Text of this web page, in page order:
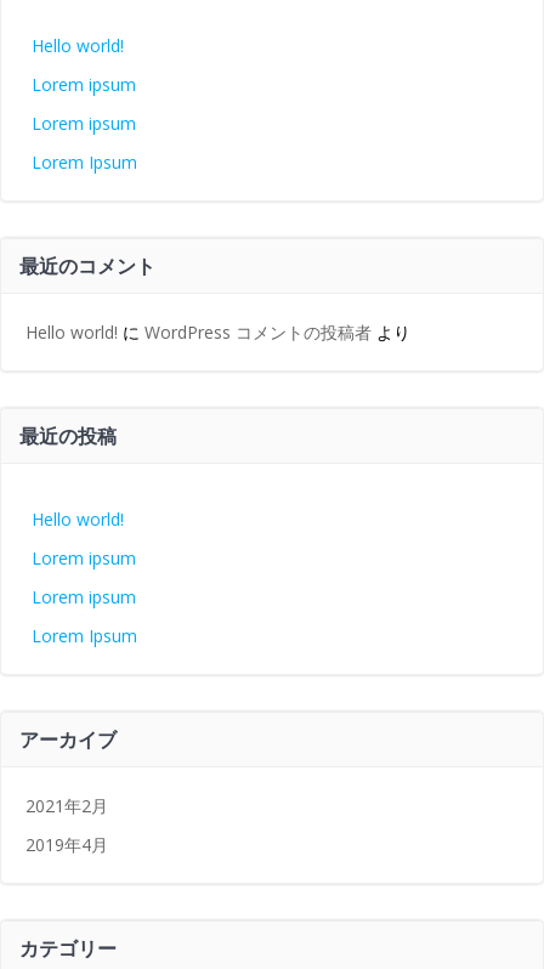
Hello world!
Lorem ipsum
Lorem ipsum
Lorem Ipsum
最近のコメント
Hello world! に WordPress コメントの投稿者 より
最近の投稿
Hello world!
Lorem ipsum
Lorem ipsum
Lorem Ipsum
アーカイブ
2021年2月
2019年4月
カテゴリー